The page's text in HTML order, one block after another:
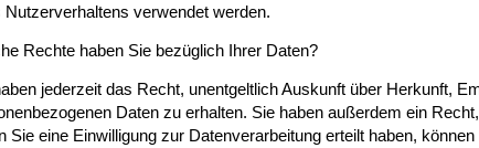
Nutzerverhaltens verwendet werden.
Rechte haben Sie bezüglich Ihrer Daten?
jederzeit das Recht, unentgeltlich Auskunft über Herkunft,
Daten zu erhalten. Sie haben außerdem ein
Sie eine Einwilligung zur Datenverarbeitung erteilt haben,